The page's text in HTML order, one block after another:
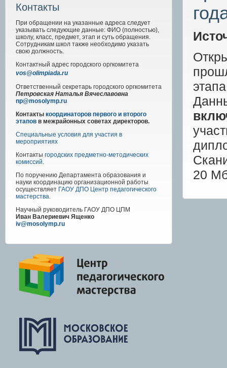
Контакты
При обращении на указанные адреса следует
указывать следующие данные: ФИО (полностью),
школу, класс, предмет, этап и суть обращения.
Сотрудникам школ также необходимо указать
свою должность.
Контактный адрес городского оргкомитета
vos@olimpiada.ru
Ответственный секретарь городского оргкомитета
Петровская Наталья Вячеславовна
np@mosolymp.ru
Контакты координаторов первого и второго
этапов в межрайонных советах директоров.
Специальные условия для участия в
мероприятиях
Контакты городских предметно-методических
комиссий.
По поручению Департамента образования и
науки координацию организационной работы
осуществляет ГАОУ ДПО Центр педагогического
мастерства.
Научный руководитель ГАОУ ДПО ЦПМ
Иван Валериевич Ященко
iv@mosolymp.ru
20